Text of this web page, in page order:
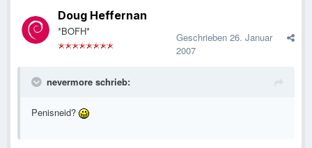
Doug Heffernan
*BOFH* Geschrieben 26. Januar
2007
nevermore schrieb:
Penisneid?